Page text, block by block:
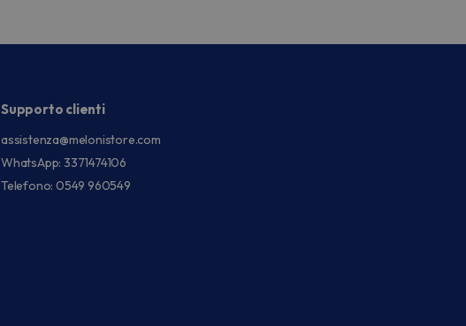
Supporto clienti
assistenza@melonistore.com
WhatsApp: 3371474106
Telefono: 0549 960549